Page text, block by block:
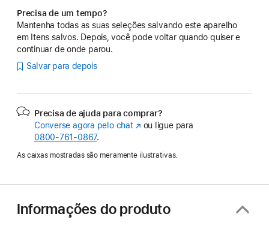
Precisa de um tempo?
Mantenha todas as suas seleções salvando este aparelho
em Itens salvos. Depois, você pode voltar quando quiser e
continuar de onde parou.
Salvar para depois
Precisa de ajuda para comprar?
Converse agora pelo chat(o
em
nova
ou ligue para
0800-761-0867.
As caixas mostradas são meramente ilustrativas.
Informações do produto